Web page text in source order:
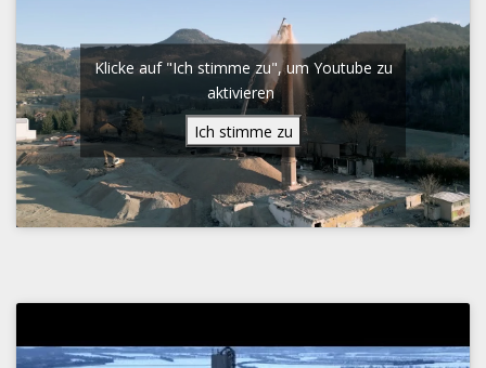
Klicke auf "Ich stimme zu", um Youtube zu
aktivieren
Ich stimme zu